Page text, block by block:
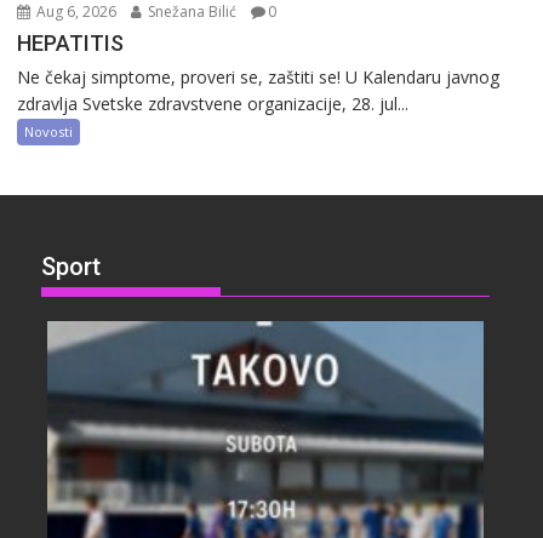
Aug 6, 2026 Snežana Bilić 0
HEPATITIS
Ne čekaj simptome, proveri se, zaštiti se! U Kalendaru javnog
zdravlja Svetske zdravstvene organizacije, 28. jul...
Novosti
Sport